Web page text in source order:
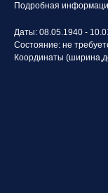
Подробная
Даты: 08.05.1940 -
Состояние: не
Координаты